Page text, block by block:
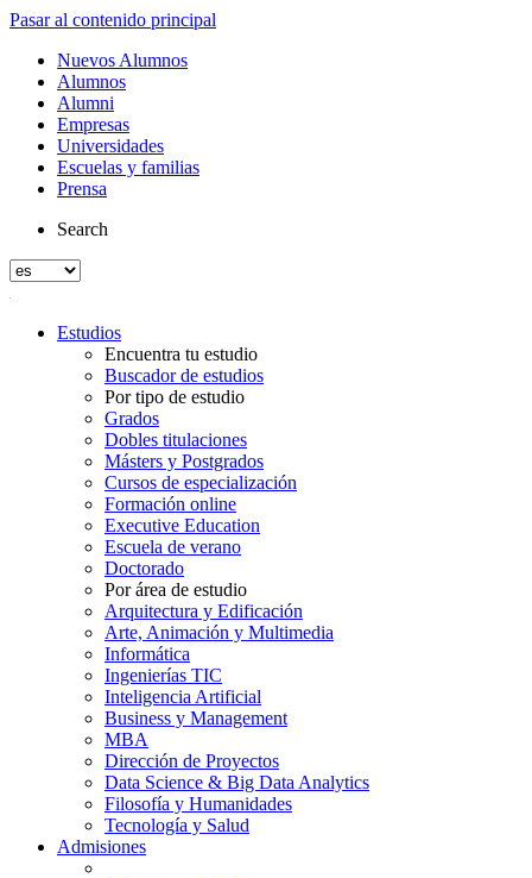
Pasar al contenido principal
Nuevos Alumnos
Alumnos
Alumni
Empresas
Universidades
Escuelas y familias
Prensa
Search
Estudios
Encuentra tu estudio
Buscador de estudios
Por tipo de estudio
Grados
Dobles titulaciones
Másters y Postgrados
Cursos de especialización
Formación online
Executive Education
Escuela de verano
Doctorado
Por área de estudio
Arquitectura y Edificación
Arte, Animación y Multimedia
Informática
Ingenierías TIC
Inteligencia Artificial
Business y Management
MBA
Dirección de Proyectos
Data Science & Big Data Analytics
Filosofía y Humanidades
Tecnología y Salud
Admisiones